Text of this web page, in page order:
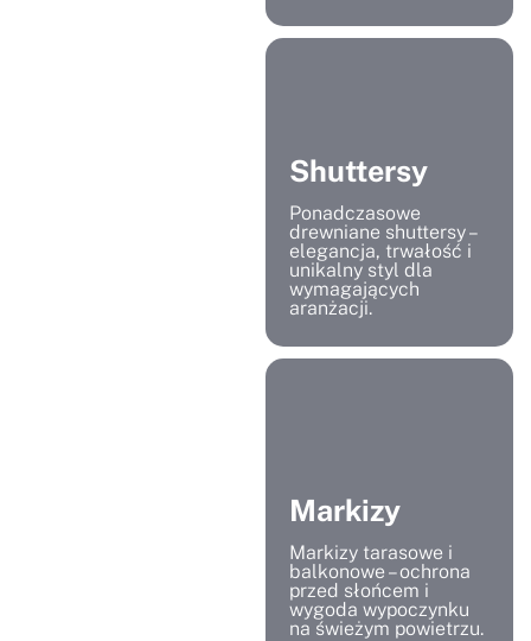
Shuttersy
Ponadczasowe
drewniane shuttersy –
elegancja, trwałość i
unikalny styl dla
wymagających
aranżacji.
Markizy
Markizy tarasowe i
balkonowe – ochrona
przed słońcem i
wygoda wypoczynku
na świeżym powietrzu.